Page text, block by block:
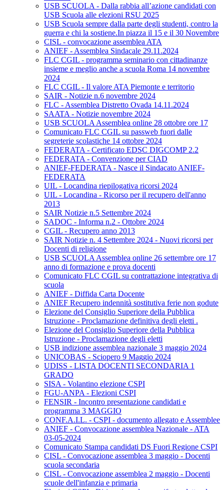
USB SCUOLA - Dalla rabbia all’azione candidati con
USB Scuola alle elezioni RSU 2025
USB Scuola sempre dalla parte degli studenti, contro la
guerra e chi la sostiene.In piazza il 15 e il 30 Novembre
CISL - convocazione assemblea ATA
ANIEF - Assemblea Sindacale 29.11.2024
FLC CGIL - programma seminario con cittadinanze
insieme e meglio anche a scuola Roma 14 novembre
2024
FLC CGIL - Il valore ATA Piemonte e territorio
SAIR - Notizie n.6 novembre 2024
FLC - Assemblea Distretto Ovada 14.11.2024
SAATA - Notizie novembre 2024
USB SCUOLA Assemblea online 28 ottobre ore 17
Comunicato FLC CGIL su passweb fuori dalle
segreterie scolastiche 14 ottobre 2024
FEDERATA - Certificato EDSC DIGCOMP 2.2
FEDERATA - Convenzione per CIAD
ANIEF-FEDERATA - Nasce il Sindacato ANIEF-
FEDERATA
UIL - Locandina riepilogativa ricorsi 2024
UIL - Locandina - Ricorso per il recupero dell'anno
2013
SAIR Notizie n.5 Settembre 2024
SADOC - Informa n.2 - Ottobre 2024
CGIL - Recupero anno 2013
SAIR Notizie n. 4 Settembre 2024 - Nuovi ricorsi per
Docenti di religione
USB SCUOLA Assemblea online 26 settembre ore 17
anno di formazione e prova docenti
Comunicato FLC CGIL su contrattazione integrativa di
scuola
ANIEF - Diffida Carta Docente
ANIEF Recupero indennità sostitutiva ferie non godute
Elezione del Consiglio Superiore della Pubblica
Istruzione - Proclamazione definitiva degli eletti .
Elezione del Consiglio Superiore della Pubblica
Istruzione - Proclamazione degli eletti
USB indizione assemblea nazionale 3 maggio 2024
UNICOBAS - Sciopero 9 Maggio 2024
UDISS - LISTA DOCENTI SECONDARIA 1
GRADO
SISA - Volantino elezione CSPI
FGU-ANPA - Elezioni CSPI
FENSIR - Incontro presentazione candidati e
programma 3 MAGGIO
CONF.A.I.L. - CSPI - documento allegato e Assemblee
ANIEF - Convocazione assemblea Nazionale - ATA
03-05-2024
Comunicato Stampa candidati DS Fuori Regione CSPI
CISL - Convocazione assemblea 3 maggio - Docenti
scuola secondaria
CISL - Convocazione assemblea 2 maggio - Docenti
scuole dell'infanzia e primaria